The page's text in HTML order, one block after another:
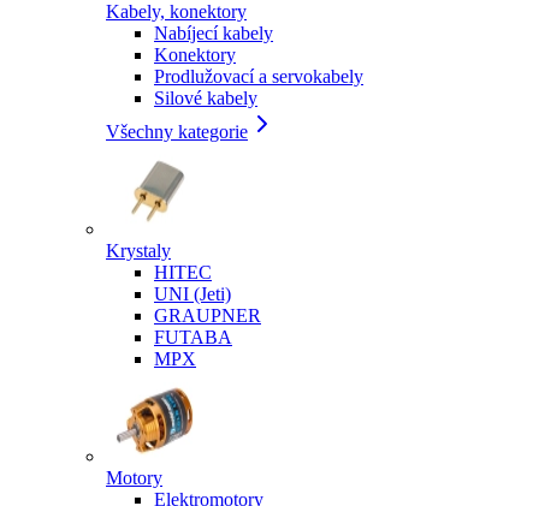
Kabely, konektory
Nabíjecí kabely
Konektory
Prodlužovací a servokabely
Silové kabely
Všechny kategorie
Krystaly
HITEC
UNI (Jeti)
GRAUPNER
FUTABA
MPX
Motory
Elektromotory